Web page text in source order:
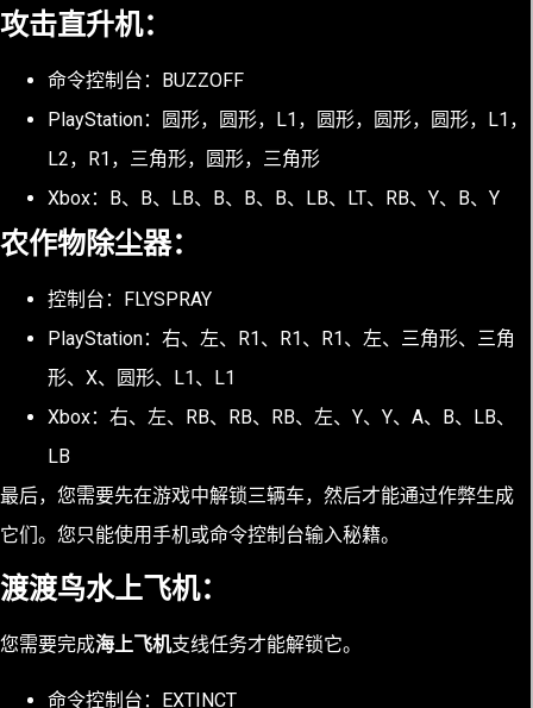
攻击直升机：
命令控制台：BUZZOFF
PlayStation：圆形，圆形，L1，圆形，圆形，圆形，L1，
L2，R1，三角形，圆形，三角形
Xbox：B、B、LB、B、B、B、LB、LT、RB、Y、B、Y
农作物除尘器：
控制台：FLYSPRAY
PlayStation：右、左、R1、R1、R1、左、三角形、三角
形、X、圆形、L1、L1
Xbox：右、左、RB、RB、RB、左、Y、Y、A、B、LB、
LB
最后，您需要先在游戏中解锁三辆车，然后才能通过作弊生成
它们。您只能使用手机或命令控制台输入秘籍。
渡渡鸟水上飞机：
您需要完成海上飞机支线任务才能解锁它。
命令控制台：EXTINCT